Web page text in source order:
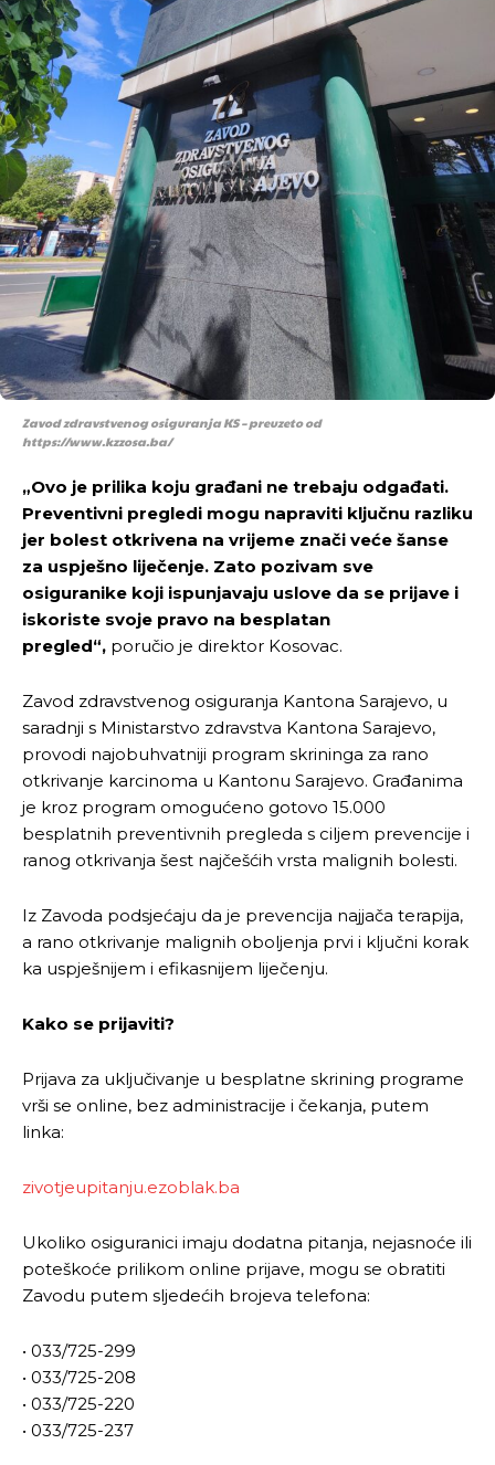
Pusti priču da živi!
Pusti priču da živi!
Zavod zdravstvenog osiguranja KS – preuzeto od
https://www.kzzosa.ba/
„Ovo je prilika koju građani ne trebaju odgađati.
Preventivni pregledi mogu napraviti ključnu razliku
jer bolest otkrivena na vrijeme znači veće šanse
za uspješno liječenje. Zato pozivam sve
osiguranike koji ispunjavaju uslove da se prijave i
iskoriste svoje pravo na besplatan
pregled“, poručio je direktor Kosovac.
Zavod zdravstvenog osiguranja Kantona Sarajevo, u
saradnji s Ministarstvo zdravstva Kantona Sarajevo,
provodi najobuhvatniji program skrininga za rano
otkrivanje karcinoma u Kantonu Sarajevo. Građanima
je kroz program omogućeno gotovo 15.000
besplatnih preventivnih pregleda s ciljem prevencije i
ranog otkrivanja šest najčešćih vrsta malignih bolesti.
Iz Zavoda podsjećaju da je prevencija najjača terapija,
a rano otkrivanje malignih oboljenja prvi i ključni korak
ka uspješnijem i efikasnijem liječenju.
Kako se prijaviti?
Prijava za uključivanje u besplatne skrining programe
vrši se online, bez administracije i čekanja, putem
linka:
zivotjeupitanju.ezoblak.ba
Ukoliko osiguranici imaju dodatna pitanja, nejasnoće ili
poteškoće prilikom online prijave, mogu se obratiti
Zavodu putem sljedećih brojeva telefona:
• 033/725-299
• 033/725-208
• 033/725-220
• 033/725-237